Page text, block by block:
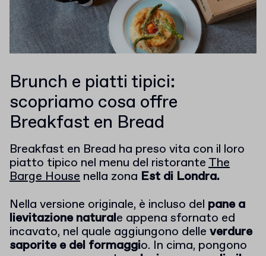
Brunch e piatti tipici:
scopriamo cosa offre
Breakfast en Bread
Breakfast en Bread ha preso vita con il loro
piatto tipico nel menu del ristoranteThe
Barge House nella zona Est di Londra.
Nella versione originale, è incluso del pane a
lievitazione naturale appena sfornato ed
incavato, nel quale aggiungono delle verdure
saporite e del formaggio. In cima, pongono